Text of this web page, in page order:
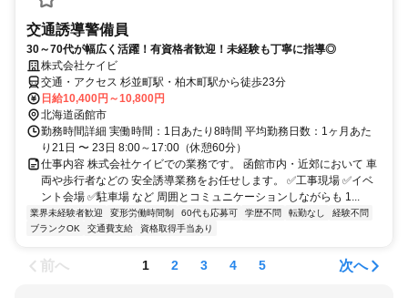
交通誘導警備員
30～70代が幅広く活躍！有資格者歓迎！未経験も丁寧に指導◎
株式会社ケイビ
交通・アクセス 杉並町駅・柏木町駅から徒歩23分
日給10,400円～10,800円
北海道函館市
勤務時間詳細 実働時間：1日あたり8時間 平均勤務日数：1ヶ月あた
り21日 〜 23日 8:00～17:00（休憩60分）
仕事内容 株式会社ケイビでの業務です。 函館市内・近郊において 車
両や歩行者などの 安全誘導業務をお任せします。 ✅工事現場 ✅イベ
ント会場 ✅駐車場 など 周囲とコミュニケーションしながらも 1...
業界未経験者歓迎 変形労働時間制 60代も応募可 学歴不問 転勤なし
経験不問
ブランクOK
交通費支給 資格取得手当あり
前へ 1 2 3 4 5 次へ